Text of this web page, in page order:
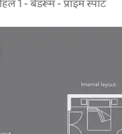
1 - बेडरूम - प्राइम स्पॉट